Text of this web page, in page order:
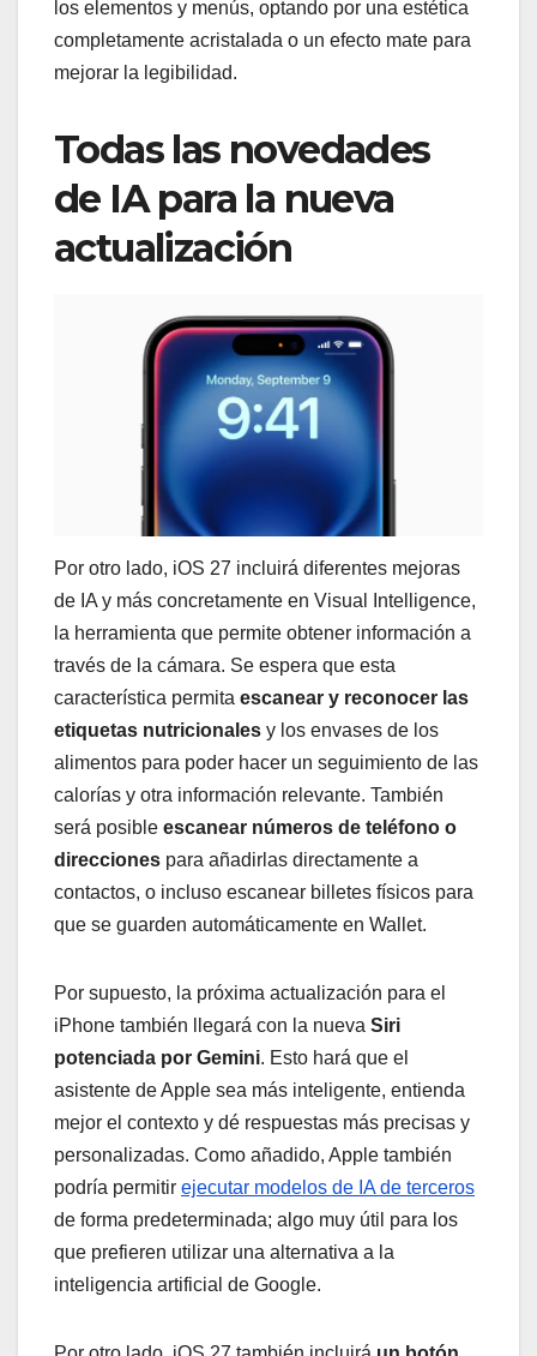
los elementos y menús, optando por una estética
completamente acristalada o un efecto mate para
mejorar la legibilidad.
Todas las novedades
de IA para la nueva
actualización
Por otro lado, iOS 27 incluirá diferentes mejoras
de IA y más concretamente en Visual Intelligence,
la herramienta que permite obtener información a
través de la cámara. Se espera que esta
característica permita escanear y reconocer las
etiquetas nutricionales y los envases de los
alimentos para poder hacer un seguimiento de las
calorías y otra información relevante. También
será posible escanear números de teléfono o
direcciones para añadirlas directamente a
contactos, o incluso escanear billetes físicos para
que se guarden automáticamente en Wallet.
Por supuesto, la próxima actualización para el
iPhone también llegará con la nueva Siri
potenciada por Gemini. Esto hará que el
asistente de Apple sea más inteligente, entienda
mejor el contexto y dé respuestas más precisas y
personalizadas. Como añadido, Apple también
podría permitir ejecutar modelos de IA de terceros
de forma predeterminada; algo muy útil para los
que prefieren utilizar una alternativa a la
inteligencia artificial de Google.